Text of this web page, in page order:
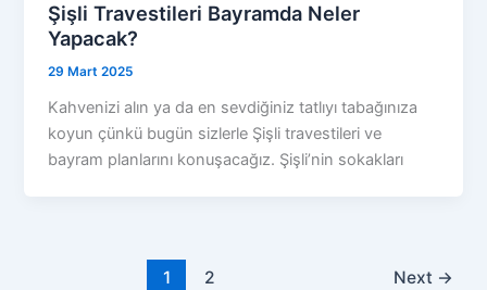
Şişli Travestileri Bayramda Neler
Yapacak?
29 Mart 2025
Kahvenizi alın ya da en sevdiğiniz tatlıyı tabağınıza
koyun çünkü bugün sizlerle Şişli travestileri ve
bayram planlarını konuşacağız. Şişli’nin sokakları
1 2 Next →